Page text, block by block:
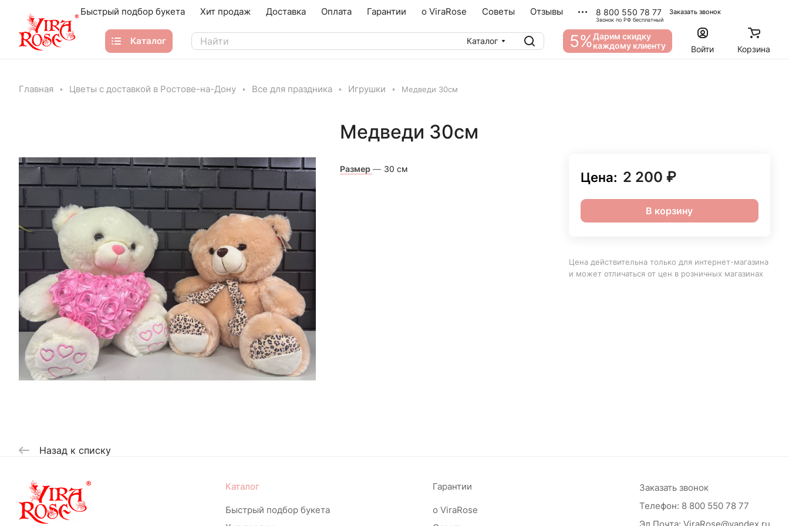
Быстрый подбор букета Хит продаж Доставка Оплата Гарантии о ViraRose Советы Отзывы 8 800 550 78 77
Звонок по РФ бесплатный
Заказать звонок
Каталог Каталог 5%Дарим скидку
каждому клиенту
Войти Корзина
Главная Цветы с доставкой в Ростове-на-Дону Все для праздника Игрушки Медведи 30см
Медведи 30см
Размер — 30 см
Цена: 2 200 ₽
В корзину
Цена действительна только для интернет-магазина
и может отличаться от цен в розничных магазинах
Назад к списку
Каталог
Быстрый подбор букета
Гарантии
о ViraRose
Заказать звонок
Телефон: 8 800 550 78 77